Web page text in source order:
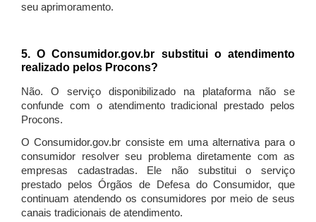
seu aprimoramento.
5. O Consumidor.gov.br substitui o atendimento
realizado pelos Procons?
Não. O serviço disponibilizado na plataforma não se
confunde com o atendimento tradicional prestado pelos
Procons.
O Consumidor.gov.br consiste em uma alternativa para o
consumidor resolver seu problema diretamente com as
empresas cadastradas. Ele não substitui o serviço
prestado pelos Órgãos de Defesa do Consumidor, que
continuam atendendo os consumidores por meio de seus
canais tradicionais de atendimento.